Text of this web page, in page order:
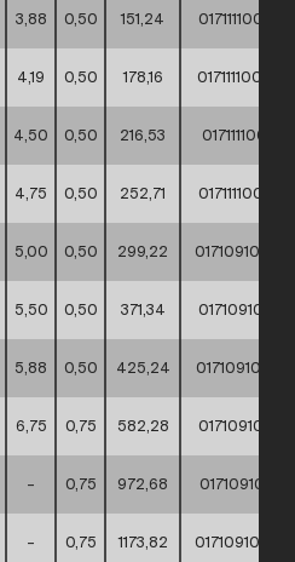
3,88 0,50 151,24
4,19 0,50 178,16
4,50 0,50 216,53
4,75 0,50 252,71
5,00 0,50 299,22
5,50 0,50 371,34
5,88 0,50 425,24
6,75 0,75 582,28
– 0,75 972,68
– 0,75 1173,82